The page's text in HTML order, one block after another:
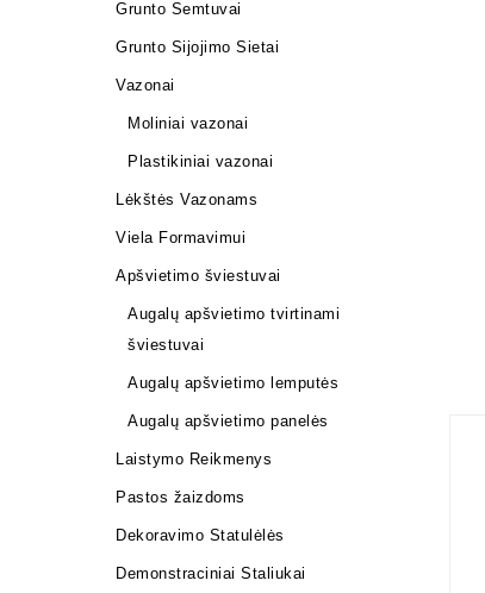
Grunto Semtuvai
Grunto Sijojimo Sietai
Vazonai
Moliniai vazonai
Plastikiniai vazonai
Lėkštės Vazonams
Viela Formavimui
Apšvietimo šviestuvai
Augalų apšvietimo tvirtinami
šviestuvai
Augalų apšvietimo lemputės
Augalų apšvietimo panelės
Laistymo Reikmenys
Pastos žaizdoms
Dekoravimo Statulėlės
Demonstraciniai Staliukai